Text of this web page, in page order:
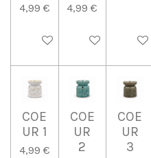
4,99 €
Ajouter au panier
4,99 €
Ajouter au
COE
UR 1
4,99 €
COE
UR
2
COE
UR
3